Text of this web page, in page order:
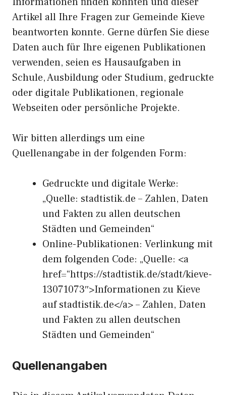
Artikel all Ihre Fragen zur Gemeinde Kieve
beantworten konnte. Gerne dürfen Sie diese
Daten auch für Ihre eigenen Publikationen
verwenden, seien es Hausaufgaben in
Schule, Ausbildung oder Studium, gedruckte
oder digitale Publikationen, regionale
Webseiten oder persönliche Projekte.
Wir bitten allerdings um eine
Quellenangabe in der folgenden Form:
Gedruckte und digitale Werke:
„Quelle: stadtistik.de – Zahlen, Daten
und Fakten zu allen deutschen
Städten und Gemeinden“
Online-Publikationen: Verlinkung mit
dem folgenden Code: „Quelle: <a
href=“https://stadtistik.de/stadt/kieve-
13071073″>Informationen zu Kieve
auf stadtistik.de</a> – Zahlen, Daten
und Fakten zu allen deutschen
Städten und Gemeinden“
Quellenangaben